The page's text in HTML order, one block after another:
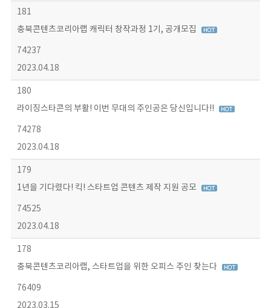
181
충북콘텐츠코리아랩 캐릭터 창작과정 1기, 공개모집
74237
2023.04.18
180
라이징스타콘의 부활! 이번 무대의 주인공은 당신입니다!!
74278
2023.04.18
179
1년을 기다렸다! 킥! 스타트업 콘텐츠 제작 지원 공모
74525
2023.04.18
178
충북콘텐츠코리아랩, 스타트업을 위한 오피스 주인 찾는다
76409
2023.03.15